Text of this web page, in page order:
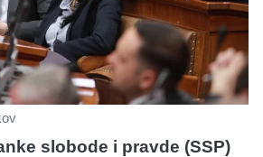
slobode i pravde (SSP)